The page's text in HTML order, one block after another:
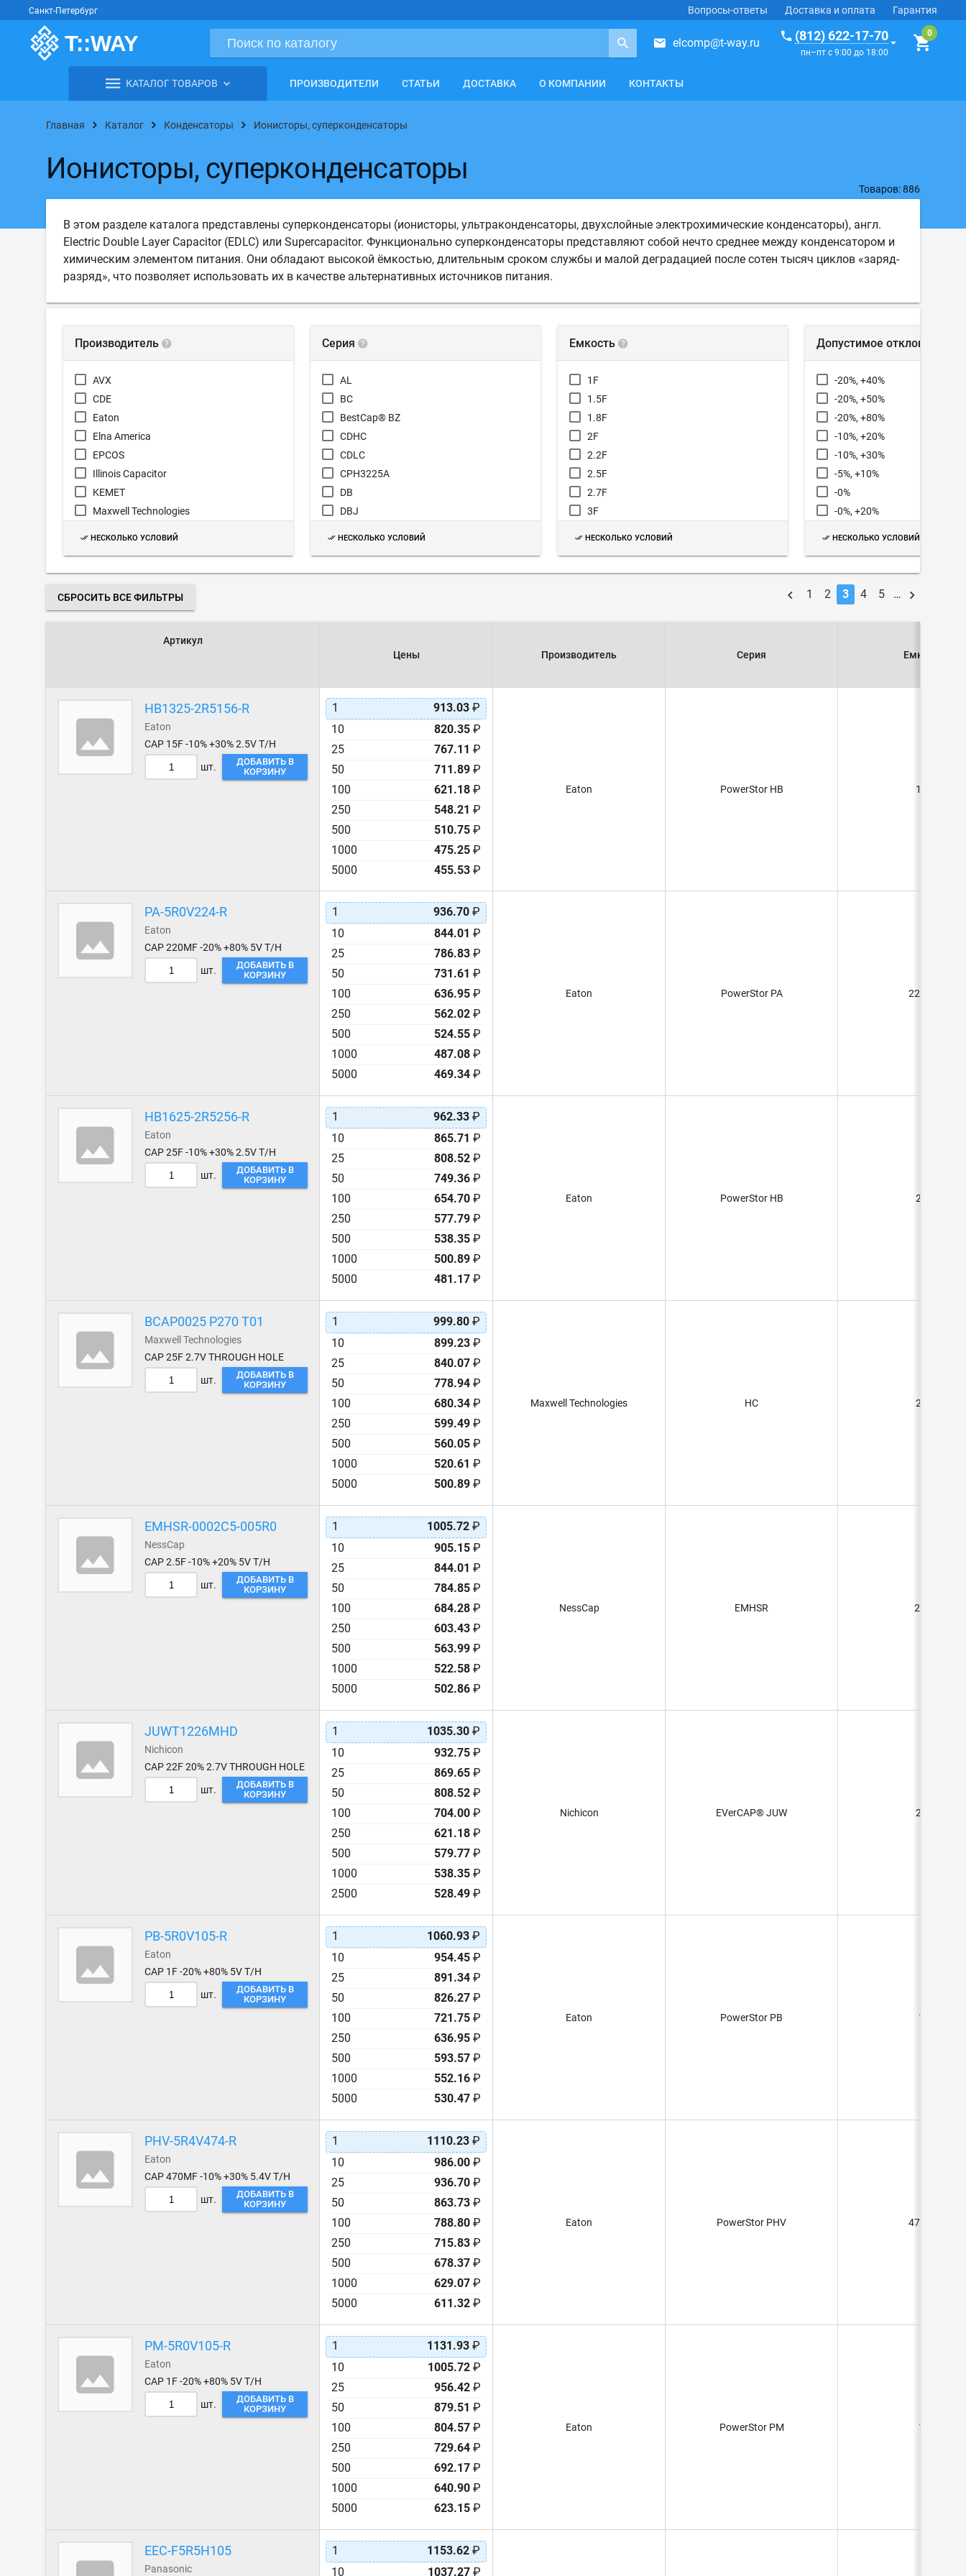
Санкт-Петербург Вопросы-ответы Доставка и оплата Гарантия
elcomp@t-way.ru (812) 622-17-70
пн–пт с 9:00 до 18:00
КАТАЛОГ ТОВАРОВ ПРОИЗВОДИТЕЛИ СТАТЬИ ДОСТАВКА О КОМПАНИИ КОНТАКТЫ
Главная Каталог Конденсаторы Ионисторы, суперконденсаторы
Ионисторы, суперконденсаторы
В этом разделе каталога представлены суперконденсаторы (ионисторы, ультраконденсаторы, двухслойные электрохимические конденсаторы), англ.
Electric Double Layer Capacitor (EDLC) или Supercapacitor. Функционально суперконденсаторы представляют собой нечто среднее между конденсатором и
химическим элементом питания. Они обладают высокой ёмкостью, длительным сроком службы и малой деградацией после сотен тысяч циклов «заряд-
разряд», что позволяет использовать их в качестве альтернативных источников питания.
Товаров: 886
Производитель
AVX
CDE
Eaton
Elna America
EPCOS
Illinois Capacitor
KEMET
Maxwell Technologies
Rubycon
НЕСКОЛЬКО УСЛОВИЙ
Серия
AL
BC
BestCap® BZ
CDHC
CDLC
CPH3225A
DB
DBJ
DLCAP™, DLA
DLCAP™, DLC
DLCAP™, DSC
DMA
DMB
DMF
DMT
DS
DSK
Durablue™, K2
DVN
DVS
DX
DXJ
DZ
DZH
DZN
EMHSR
EN
ENYCAP™ 196HVC
ENYCAP™196HVC
EP
ESHSP
ESHSR
EVerCAP® JC
EVerCAP® JJD
EVerCAP® JL
EVerCAP® JUK
EVerCAP® JUM
EVerCAP® UC
F
FE
FG
FGH
FGR
FM
FR
FS
FTW
FYD
HC
HR
HW
HZ
K2
LA
LR
LS
PC
PowerStor A
PowerStor B
PowerStor HB
PowerStor HV
PowerStor KR
PowerStor KS
PowerStor KSR
PowerStor PB
PowerStor PHB
PowerStor PHV
PowerStor PM
PowerStor XB
PowerStor XL60
PowerStor XVM
RG
S01
S301
S501
SD
SE
SR
196 DLC
НЕСКОЛЬКО УСЛОВИЙ
Емкость
1F
1.5F
1.8F
2F
2.2F
2.5F
2.7F
3F
6.8F
12F
30F
50mF
80F
120mF
220mF
300mF
400F
500F
850F
2000F
НЕСКОЛЬКО УСЛОВИЙ
Допустимое отклонение
-20%, +40%
-20%, +50%
-20%, +80%
-10%, +20%
-10%, +30%
-5%, +10%
-0%
-0%, +20%
±10%
±20%
НЕСКОЛЬКО УСЛОВИЙ
СБРОСИТЬ ВСЕ ФИЛЬТРЫ 1 2 3 4 5 …
Артикул
Цены
Производитель Серия Емкость
HB1325-2R5156-R
Eaton
CAP 15F -10% +30% 2.5V T/H
шт.
ДОБАВИТЬ В
КОРЗИНУ
PA-5R0V224-R
Eaton
CAP 220MF -20% +80% 5V T/H
шт.
ДОБАВИТЬ В
КОРЗИНУ
HB1625-2R5256-R
Eaton
CAP 25F -10% +30% 2.5V T/H
шт.
ДОБАВИТЬ В
КОРЗИНУ
BCAP0025 P270 T01
Maxwell Technologies
CAP 25F 2.7V THROUGH HOLE
шт.
ДОБАВИТЬ В
КОРЗИНУ
EMHSR-0002C5-005R0
NessCap
CAP 2.5F -10% +20% 5V T/H
шт.
ДОБАВИТЬ В
КОРЗИНУ
JUWT1226MHD
Nichicon
CAP 22F 20% 2.7V THROUGH HOLE
шт.
ДОБАВИТЬ В
КОРЗИНУ
PB-5R0V105-R
Eaton
CAP 1F -20% +80% 5V T/H
шт.
ДОБАВИТЬ В
КОРЗИНУ
PHV-5R4V474-R
Eaton
CAP 470MF -10% +30% 5.4V T/H
шт.
ДОБАВИТЬ В
КОРЗИНУ
PM-5R0V105-R
Eaton
CAP 1F -20% +80% 5V T/H
шт.
ДОБАВИТЬ В
КОРЗИНУ
EEC-F5R5H105
Panasonic
1 913.03 ₽
10
820.35 ₽
25
767.11 ₽
50
711.89 ₽
100
621.18 ₽
250
548.21 ₽
500
510.75 ₽
1000
475.25 ₽
5000
455.53 ₽
Eaton PowerStor HB 15F
1 936.70 ₽
10
844.01 ₽
25
786.83 ₽
50
731.61 ₽
100
636.95 ₽
250
562.02 ₽
500
524.55 ₽
1000
487.08 ₽
5000
469.34 ₽
Eaton PowerStor PA 220mF
1 962.33 ₽
10
865.71 ₽
25
808.52 ₽
50
749.36 ₽
100
654.70 ₽
250
577.79 ₽
500
538.35 ₽
1000
500.89 ₽
5000
481.17 ₽
Eaton PowerStor HB 25F
1 999.80 ₽
10
899.23 ₽
25
840.07 ₽
50
778.94 ₽
100
680.34 ₽
250
599.49 ₽
500
560.05 ₽
1000
520.61 ₽
5000
500.89 ₽
Maxwell Technologies HC 25F
1 1005.72 ₽
10
905.15 ₽
25
844.01 ₽
50
784.85 ₽
100
684.28 ₽
250
603.43 ₽
500
563.99 ₽
1000
522.58 ₽
5000
502.86 ₽
NessCap EMHSR 2.5F
1 1035.30 ₽
10
932.75 ₽
25
869.65 ₽
50
808.52 ₽
100
704.00 ₽
250
621.18 ₽
500
579.77 ₽
1000
538.35 ₽
2500
528.49 ₽
Nichicon EVerCAP® JUW 22F
1 1060.93 ₽
10
954.45 ₽
25
891.34 ₽
50
826.27 ₽
100
721.75 ₽
250
636.95 ₽
500
593.57 ₽
1000
552.16 ₽
5000
530.47 ₽
Eaton PowerStor PB 1F
1 1110.23 ₽
10
986.00 ₽
25
936.70 ₽
50
863.73 ₽
100
788.80 ₽
250
715.83 ₽
500
678.37 ₽
1000
629.07 ₽
5000
611.32 ₽
Eaton PowerStor PHV 470mF
1 1131.93 ₽
10
1005.72 ₽
25
956.42 ₽
50
879.51 ₽
100
804.57 ₽
250
729.64 ₽
500
692.17 ₽
1000
640.90 ₽
5000
623.15 ₽
Eaton PowerStor PM 1F
1 1153.62 ₽
10
1037.27 ₽